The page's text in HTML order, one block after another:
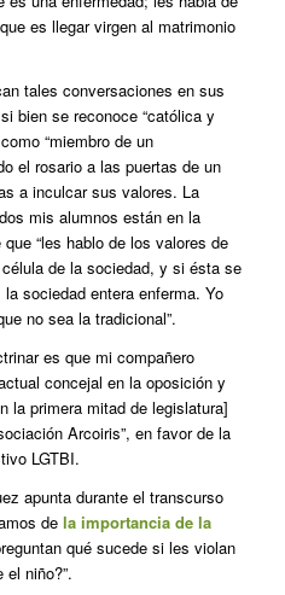
es llegar virgen al matrimonio
tales conversaciones en sus
bien se reconoce “católica y
“miembro de un
el rosario a las puertas de un
a inculcar sus valores. La
mis alumnos están en la
“les hablo de los valores de
de la sociedad, y si ésta se
sociedad entera enferma. Yo
no sea la tradicional”.
es que mi compañero
concejal en la oposición y
la primera mitad de legislatura]
Arcoiris”, en favor de la
LGTBI.
apunta durante el transcurso
de la importancia de la
qué sucede si les violan
niño?”.